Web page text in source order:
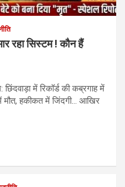
रहा सिस्टम ! कौन हैं
छिंदवाड़ा में रिकॉर्ड की कब्रगाह में
मौत, हकीकत में जिंदगी… आखिर